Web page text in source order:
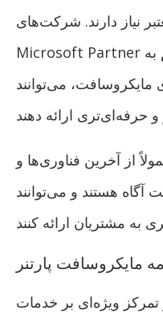
نیاز دارند. شرکت‌های
Microsoft Partner به دلیل دسترسی مستقیم به
مایکروسافت، می‌توانند
از آخرین فناوری‌ها و
آگاه هستند و می‌توانند
مایکروسافت پارتنر
ویژه‌ای بر خدمات